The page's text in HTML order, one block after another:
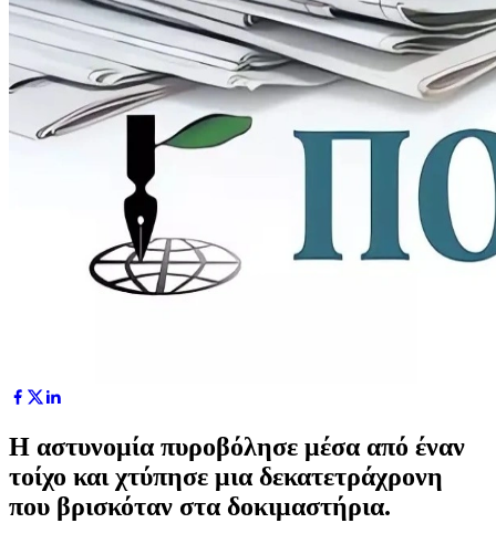
Η αστυνομία πυροβόλησε μέσα από έναν
τοίχο και χτύπησε μια δεκατετράχρονη
που βρισκόταν στα δοκιμαστήρια.